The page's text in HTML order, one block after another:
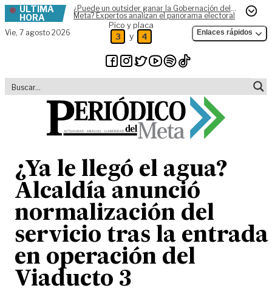
Skip to content
ÚLTIMA
HORA
¿Puede un outsider ganar la Gobernación del
Meta? Expertos analizan el panorama electoral
Vie, 7 agosto 2026
Pico y placa
3 y 4 Enlaces rápidos
¿Ya le llegó el agua?
Alcaldía anunció
normalización del
servicio tras la entrada
en operación del
Viaducto 3